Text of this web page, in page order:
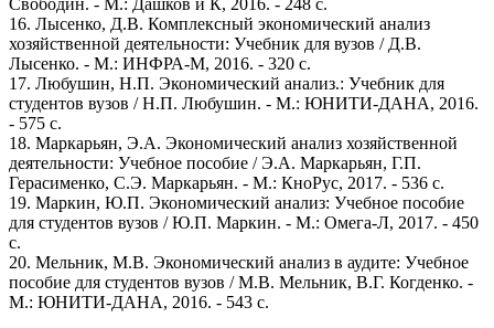
16. Лысенко, Д.В. Комплексный экономический анализ
хозяйственной деятельности: Учебник для вузов / Д.В.
Лысенко. - М.: ИНФРА-М, 2016. - 320 c.
17. Любушин, Н.П. Экономический анализ.: Учебник для
студентов вузов / Н.П. Любушин. - М.: ЮНИТИ-ДАНА, 2016.
- 575 c.
18. Маркарьян, Э.А. Экономический анализ хозяйственной
деятельности: Учебное пособие / Э.А. Маркарьян, Г.П.
Герасименко, С.Э. Маркарьян. - М.: КноРус, 2017. - 536 c.
19. Маркин, Ю.П. Экономический анализ: Учебное пособие
для студентов вузов / Ю.П. Маркин. - М.: Омега-Л, 2017. - 450
c.
20. Мельник, М.В. Экономический анализ в аудите: Учебное
пособие для студентов вузов / М.В. Мельник, В.Г. Когденко. -
М.: ЮНИТИ-ДАНА, 2016. - 543 c.